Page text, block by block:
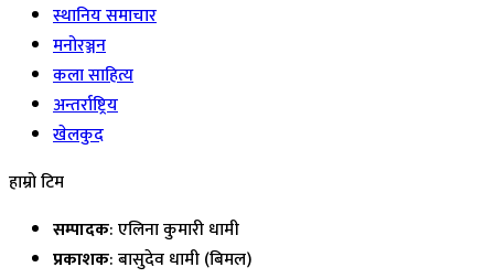
स्थानिय समाचार
मनोरञ्जन
कला साहित्य
अन्तर्राष्ट्रिय
खेलकुद
हाम्रो टिम
सम्पादक: एलिना कुमारी धामी
प्रकाशक: बासुदेव धामी (बिमल)